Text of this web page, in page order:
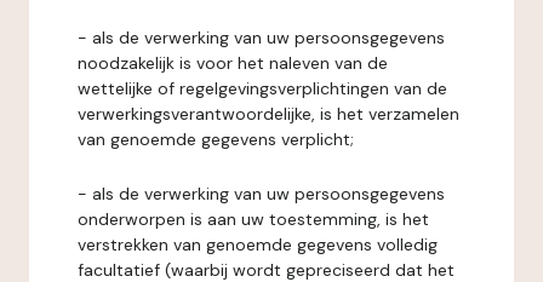
- als de verwerking van uw persoonsgegevens
noodzakelijk is voor het naleven van de
wettelijke of regelgevingsverplichtingen van de
verwerkingsverantwoordelijke, is het verzamelen
van genoemde gegevens verplicht;
- als de verwerking van uw persoonsgegevens
onderworpen is aan uw toestemming, is het
verstrekken van genoemde gegevens volledig
facultatief (waarbij wordt gepreciseerd dat het